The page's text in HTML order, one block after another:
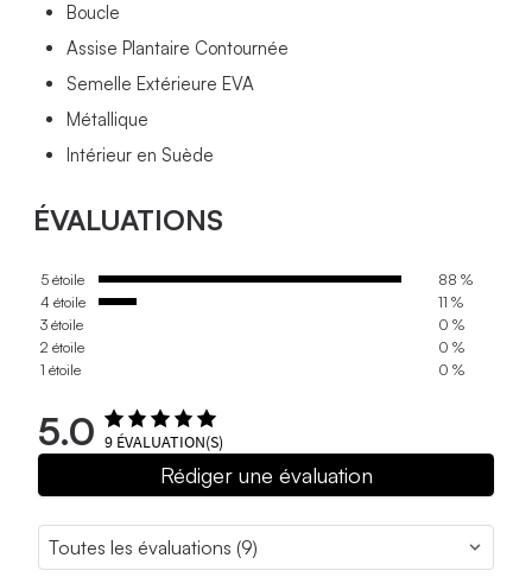
Boucle
Assise Plantaire Contournée
Semelle Extérieure EVA
Métallique
Intérieur en Suède
ÉVALUATIONS
5 étoile
88 %
4 étoile
11 %
3 étoile
0 %
2 étoile
0 %
1 étoile
0 %
5.0 9 ÉVALUATION(S)
Rédiger une évaluation